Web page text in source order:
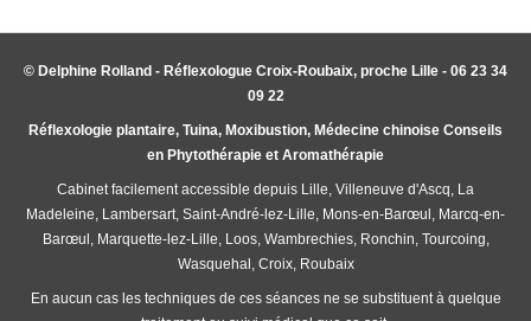
© Delphine Rolland - Réflexologue Croix-Roubaix, proche Lille - 06 23 34
09 22
Réflexologie plantaire, Tuina, Moxibustion, Médecine chinoise Conseils
en Phytothérapie et Aromathérapie
Cabinet facilement accessible depuis Lille, Villeneuve d'Ascq, La
Madeleine, Lambersart, Saint-André-lez-Lille, Mons-en-Barœul, Marcq-en-
Barœul, Marquette-lez-Lille, Loos, Wambrechies, Ronchin, Tourcoing,
Wasquehal, Croix, Roubaix
En aucun cas les techniques de ces séances ne se substituent à quelque